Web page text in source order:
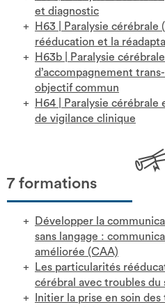
et diagnostic
H63
Paralysie cérébrale
rééducation et la
H63b
Paralysie
d’accompagnement
objectif commun
H64
Paralysie
de vigilance clinique
7 formations
Développer la
sans langage :
améliorée (CAA)
Les particularités
cérébral avec troubles du
Initier la prise en soin